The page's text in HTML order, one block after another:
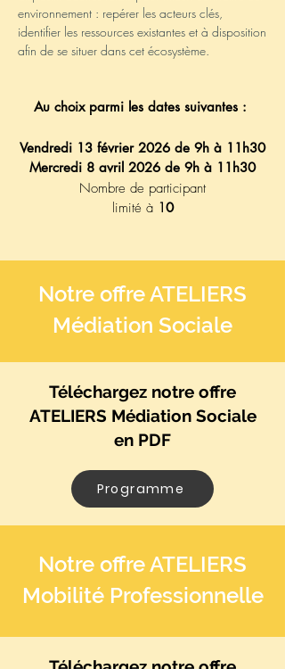
environnement : repérer les acteurs clés,
identifier les ressources existantes et à disposition
afin de se situer dans cet écosystème.
Au choix parmi les dates suivantes :
Vendredi 13 février 2026 de 9h à 11h30
Mercredi 8 avril 2026 de 9h à 11h30
Nombre de participant
limité à10
Notre offre ATELIERS
Médiation Sociale
Téléchargez notre offre
ATELIERS Médiation Sociale
en PDF
Programme
Notre offre ATELIERS
Mobilité Professionnelle